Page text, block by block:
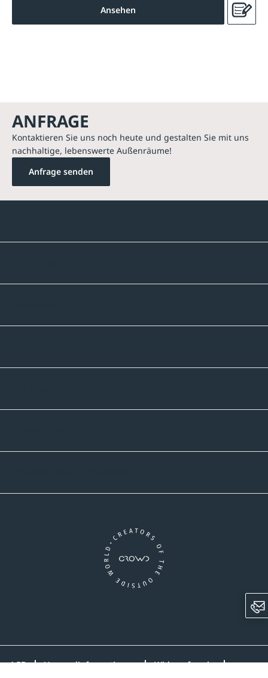
Ansehen
ANFRAGE
Kontaktieren Sie uns noch heute und gestalten Sie mit uns
nachhaltige, lebenswerte Außenräume!
Anfrage senden
AGB Versandinformationen Widerrufsrecht